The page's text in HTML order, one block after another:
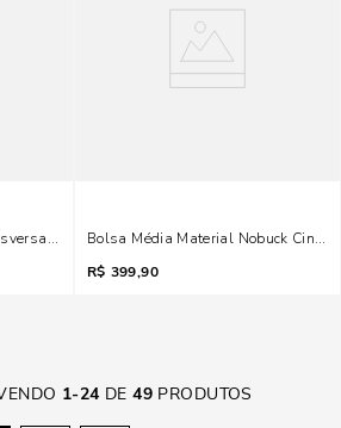
TachasBolsa Média Material Nobuck Cinza
R$ 399,90
1-24 DE49 PRODUTOS